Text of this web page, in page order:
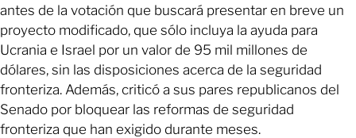
antes de la votación que buscará presentar en breve un
proyecto modificado, que sólo incluya la ayuda para
Ucrania e Israel por un valor de 95 mil millones de
dólares, sin las disposiciones acerca de la seguridad
fronteriza. Además, criticó a sus pares republicanos del
Senado por bloquear las reformas de seguridad
fronteriza que han exigido durante meses.